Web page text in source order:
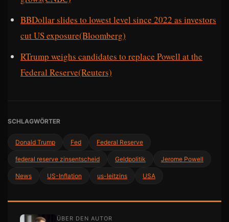
BBDollar slides to lowest level since 2022 as investors
cut US exposure(Bloomberg)
RTrump weighs candidates to replace Powell at the
Federal Reserve(Reuters)
SCHLAGWÖRTER
Donald Trump Fed Federal Reserve
federal reserve zinsentscheid Geldpolitik Jerome Powell
News US-Inflation us-leitzins USA
ÜBER DEN AUTOR